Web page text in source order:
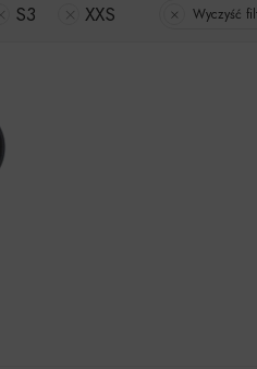
S3 XXS Wyczyść